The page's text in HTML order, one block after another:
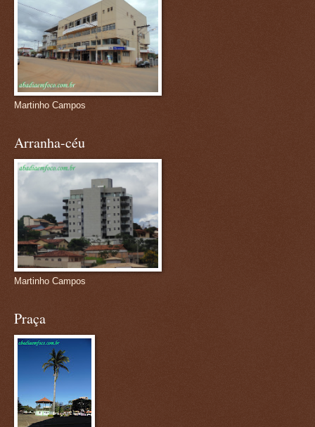
Martinho Campos
Arranha-céu
Martinho Campos
Praça